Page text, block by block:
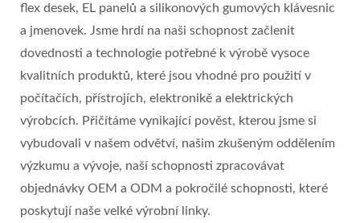
flex desek, EL panelů a silikonových gumových klávesnic
a jmenovek. Jsme hrdí na naši schopnost začlenit
dovednosti a technologie potřebné k výrobě vysoce
kvalitních produktů, které jsou vhodné pro použití v
počítačích, přístrojích, elektronikě a elektrických
výrobcích. Přičítáme vynikající pověst, kterou jsme si
vybudovali v našem odvětví, našim zkušeným oddělením
výzkumu a vývoje, naší schopnosti zpracovávat
objednávky OEM a ODM a pokročilé schopnosti, které
poskytují naše velké výrobní linky.